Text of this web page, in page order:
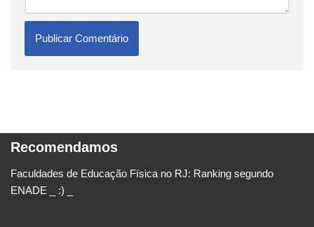
Recomendamos
Faculdades de Educação Física no RJ: Ranking segundo
ENADE _ :) _